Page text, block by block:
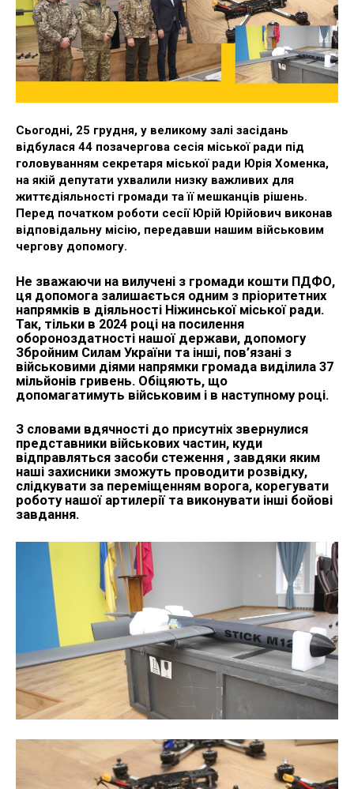
Сьогодні, 25 грудня, у великому залі засідань
відбулася 44 позачергова сесія міської ради під
головуванням секретаря міської ради Юрія Хоменка,
на якій депутати ухвалили низку важливих для
життєдіяльності громади та її мешканців рішень.
Перед початком роботи сесії Юрій Юрійович виконав
відповідальну місію, передавши нашим військовим
чергову допомогу.
Не зважаючи на вилучені з громади кошти ПДФО,
ця допомога залишається одним з пріоритетних
напрямків в діяльності Ніжинської міської ради.
Так, тільки в 2024 році на посилення
обороноздатності нашої держави, допомогу
Збройним Силам України та інші, пов’язані з
військовими діями напрямки громада виділила 37
мільйонів гривень. Обіцяють, що
допомагатимуть військовим і в наступному році.
З словами вдячності до присутніх звернулися
представники військових частин, куди
відправляться засоби стеження , завдяки яким
наші захисники зможуть проводити розвідку,
слідкувати за переміщенням ворога, корегувати
роботу нашої артилерії та виконувати інші бойові
завдання.